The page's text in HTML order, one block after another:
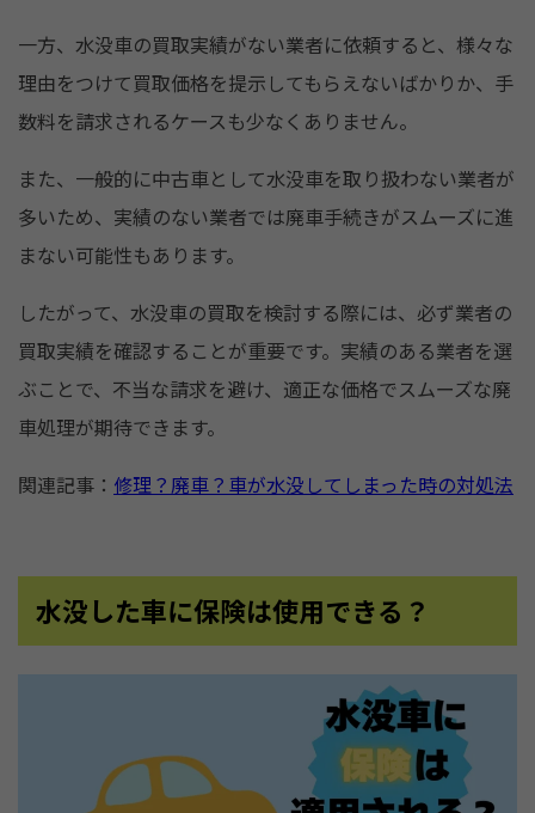
一方、水没車の買取実績がない業者に依頼すると、様々な
理由をつけて買取価格を提示してもらえないばかりか、手
数料を請求されるケースも少なくありません。
また、一般的に中古車として水没車を取り扱わない業者が
多いため、実績のない業者では廃車手続きがスムーズに進
まない可能性もあります。
したがって、水没車の買取を検討する際には、必ず業者の
買取実績を確認することが重要です。実績のある業者を選
ぶことで、不当な請求を避け、適正な価格でスムーズな廃
車処理が期待できます。
関連記事： 修理？廃車？車が水没してしまった時の対処法
水没した車に保険は使用できる？